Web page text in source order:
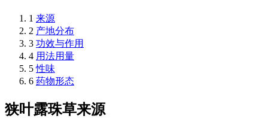
1 来源
2 产地分布
3 功效与作用
4 用法用量
5 性味
6 药物形态
狭叶露珠草来源